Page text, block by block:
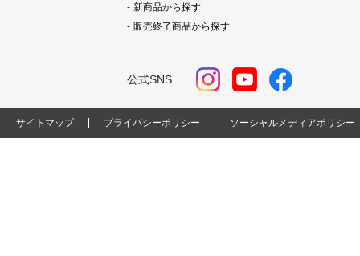
新商品から探す
販売終了商品から探す
公式SNS
サイトマップ プライバシーポリシー ソーシャルメディアポリシー